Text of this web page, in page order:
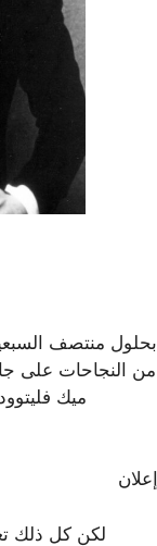
بحلول منتصف
ميك
إعلان